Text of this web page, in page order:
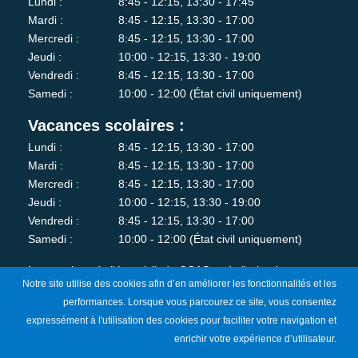
Mardi :
8:45 - 12:15, 13:30 - 17:00
Mercredi :
8:45 - 12:15, 13:30 - 17:00
Jeudi :
10:00 - 12:15, 13:30 - 19:00
Vendredi :
8:45 - 12:15, 13:30 - 17:00
Samedi :
10:00 - 12:00 (État civil uniquement)
Vacances scolaires :
Lundi :
8:45 - 12:15, 13:30 - 17:00
Mardi :
8:45 - 12:15, 13:30 - 17:00
Mercredi :
8:45 - 12:15, 13:30 - 17:00
Jeudi :
10:00 - 12:15, 13:30 - 19:00
Vendredi :
8:45 - 12:15, 13:30 - 17:00
Samedi :
10:00 - 12:00 (État civil uniquement)
Les services de l'état-civil, du CCAS et de l'urbanisme sont
fermés au public le lundi matin.
Je m'abonne à la newsletter
Notre site utilise des cookies afin d’en améliorer les fonctionnalités et les
performances. Lorsque vous parcourez ce site, vous consentez
expressément à l'utilisation des cookies pour faciliter votre navigation et
enrichir votre expérience d’utilisateur.